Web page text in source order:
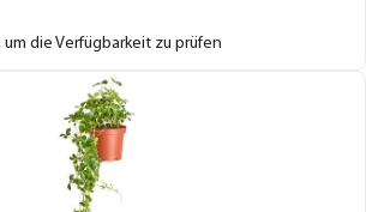
um die Verfügbarkeit zu prüfen